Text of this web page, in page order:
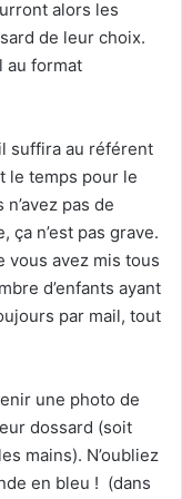
alors les
de leur choix.
au format
suffira au référent
le temps pour le
pas de
n’est pas grave.
vous avez mis tous
d’enfants ayant
par mail, tout
une photo de
dossard (soit
mains). N’oubliez
en bleu ! (dans